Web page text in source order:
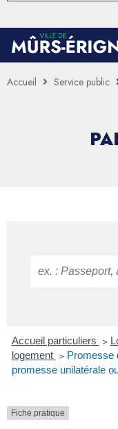
Accueil Service public
Accueil particuliers >
logement > Promesse
promesse unilatérale
Fiche pratique